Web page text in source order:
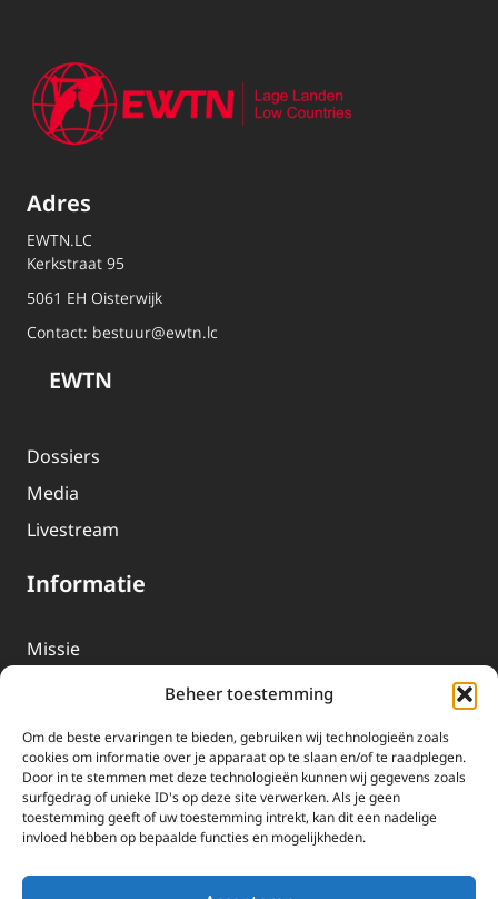
Beheer toestemming
Om de beste ervaringen te bieden, gebruiken wij technologieën zoals
cookies om informatie over je apparaat op te slaan en/of te raadplegen.
Door in te stemmen met deze technologieën kunnen wij gegevens zoals
surfgedrag of unieke ID's op deze site verwerken. Als je geen
toestemming geeft of uw toestemming intrekt, kan dit een nadelige
invloed hebben op bepaalde functies en mogelijkheden.
Adres
EWTN.LC
Kerkstraat 95
5061 EH Oisterwijk
Contact: bestuur@ewtn.lc
EWTN
Dossiers
Media
Livestream
Informatie
Missie
EWTN-Team
Organisatiegegevens
Doneren
EWTN wordt uitsluitend gefinancierd door uw donaties.